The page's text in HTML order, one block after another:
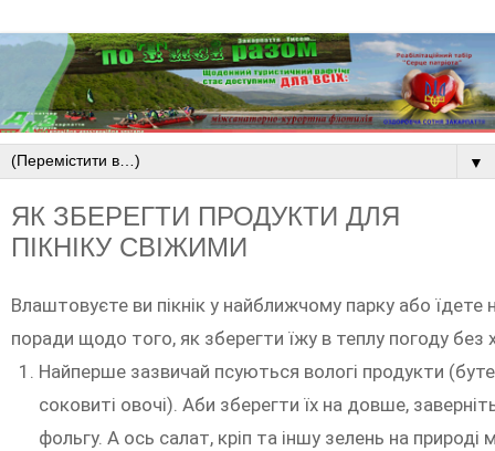
▼
ЯК ЗБЕРЕГТИ ПРОДУКТИ ДЛЯ
ПІКНІКУ СВІЖИМИ
Влаштовуєте ви пікнік у найближчому парку або їдете
поради щодо того, як зберегти їжу в теплу погоду без
Найперше зазвичай псуються вологі продукти
соковиті овочі). Аби зберегти їх на довше,
фольгу. А ось салат, кріп та іншу зелень на